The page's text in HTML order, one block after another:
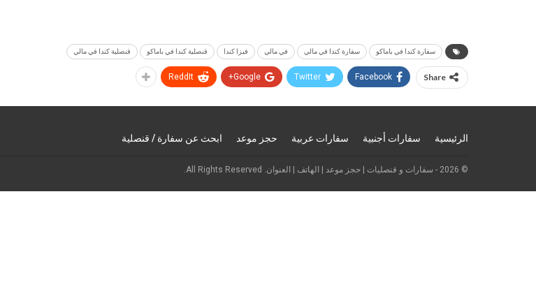
سفارة كندا في باماكو سفارة كندا في مالي في مالي فيزا كندا قنصلية كندا في باماكو قنصلية كندا في مالي
Share
Facebook
Twitter
Google+
ReddIt
الرئيسية سفارات أجنبية سفارات عربية حجز موعد ابحث عن سفارة / قنصلية
© 2026 - سفارات و قنصليات | حجز موعد | الهاتف | العنوان. All Rights Reserved.